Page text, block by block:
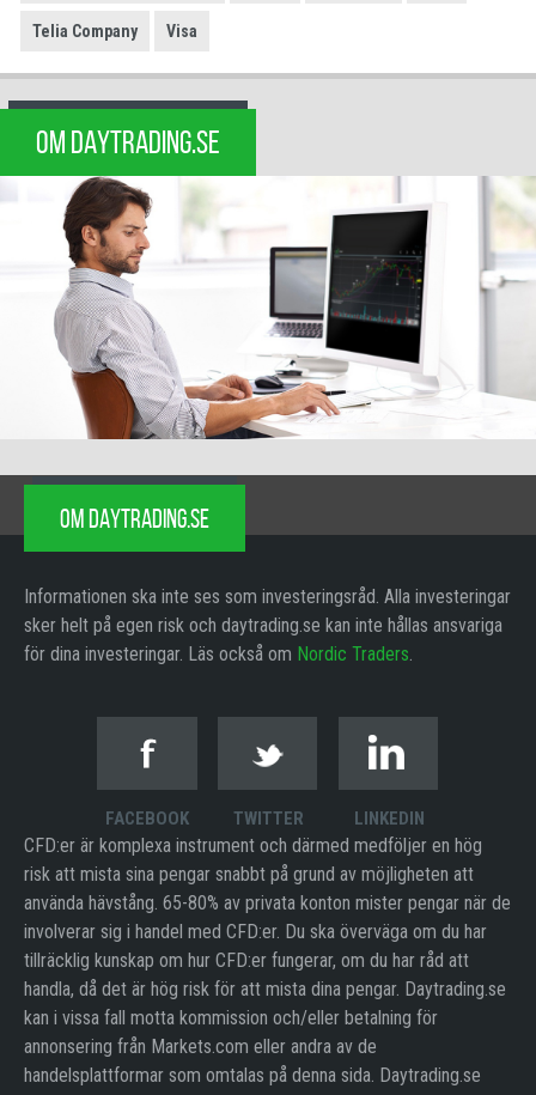
Telia Company Visa
OM DAYTRADING.SE
OM DAYTRADING.SE
Informationen ska inte ses som investeringsråd. Alla investeringar
sker helt på egen risk och daytrading.se kan inte hållas ansvariga
för dina investeringar. Läs också om Nordic Traders.
FACEBOOK TWITTER LINKEDIN
CFD:er är komplexa instrument och därmed medföljer en hög
risk att mista sina pengar snabbt på grund av möjligheten att
använda hävstång. 65-80% av privata konton mister pengar när de
involverar sig i handel med CFD:er. Du ska överväga om du har
tillräcklig kunskap om hur CFD:er fungerar, om du har råd att
handla, då det är hög risk för att mista dina pengar. Daytrading.se
kan i vissa fall motta kommission och/eller betalning för
annonsering från Markets.com eller andra av de
handelsplattformar som omtalas på denna sida. Daytrading.se